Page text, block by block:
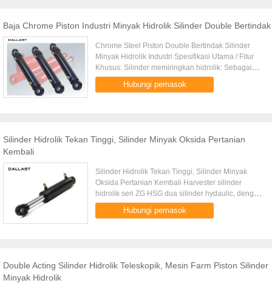
Baja Chrome Piston Industri Minyak Hidrolik Silinder Double Bertindak
Chrome Steel Piston Double Bertindak Silinder
Minyak Hidrolik Industri Spesifikasi Utama / Fitur
Khusus: Silinder memiringkan hidrolik: Sebagai
produsen silinder hidrolik di China, kami memiliki
teknologi ...
Hubungi pemasok
Silinder Hidrolik Tekan Tinggi, Silinder Minyak Oksida Pertanian
Kembali
Silinder Hidrolik Tekan Tinggi, Silinder Minyak
Oksida Pertanian Kembali Harvester silinder
hidrolik seri ZG HSG dua silinder hydaulic, dengan
menyalurkan fungsinya ke dalam tangki tinju,
tabung kotak telinga, ...
Hubungi pemasok
Double Acting Silinder Hidrolik Teleskopik, Mesin Farm Piston Silinder
Minyak Hidrolik